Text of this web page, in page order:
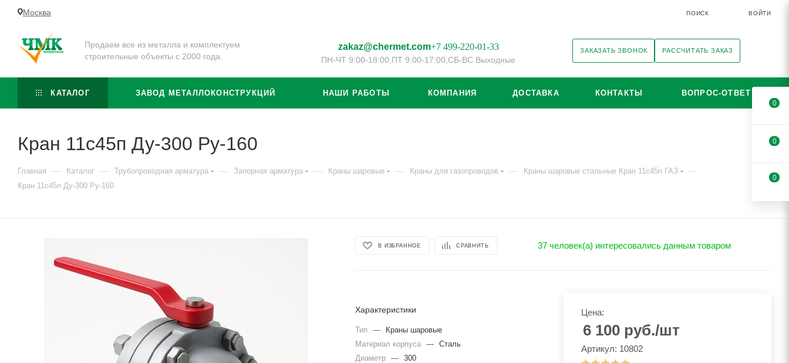
Москва ПОИСК ВОЙТИ
Продаем все из металла и комплектуем
строительные объекты с 2000 года.
zakaz@chermet.com+7 499-220-01-33
ПН-ЧТ 9:00-18:00, ПТ 9:00-17:00, СБ-ВС Выходные
ЗАКАЗАТЬ ЗВОНОК РАССЧИТАТЬ ЗАКАЗ
КАТАЛОГ ЗАВОД МЕТАЛЛОКОНСТРУКЦИЙ НАШИ РАБОТЫ КОМПАНИЯ ДОСТАВКА КОНТАКТЫ ВОПРОС-ОТВЕТ
Кран 11с45п Ду-300 Ру-160
Главная — Каталог — Трубопроводная арматура — Запорная арматура — Краны шаровые — Краны для газопроводов — Краны шаровые стальные Кран 11с45п ГАЗ —
Кран 11с45п Ду-300 Ру-160
В ИЗБРАННОЕ СРАВНИТЬ 37 человек(а) интересовались данным товаром
Характеристики
Тип —
Краны шаровые
Материал корпуса
—
Сталь
Диаметр
—
300
Цена:
6 100руб./шт
Артикул: 10802
0
0
0